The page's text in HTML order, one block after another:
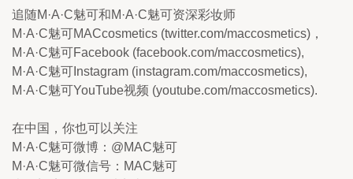
追随M·A·C魅可和M·A·C魅可资深彩妆师
M·A·C魅可MACcosmetics (twitter.com/maccosmetics)，
M·A·C魅可Facebook (facebook.com/maccosmetics),
M·A·C魅可Instagram (instagram.com/maccosmetics),
M·A·C魅可YouTube视频 (youtube.com/maccosmetics).
在中国，你也可以关注
M·A·C魅可微博：@MAC魅可
M·A·C魅可微信号：MAC魅可